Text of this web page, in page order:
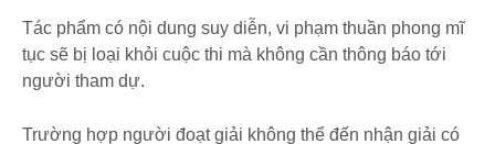
Tác phẩm có nội dung suy diễn, vi phạm thuần phong mĩ
tục sẽ bị loại khỏi cuộc thi mà không cần thông báo tới
người tham dự.
Trường hợp người đoạt giải không thể đến nhận giải có